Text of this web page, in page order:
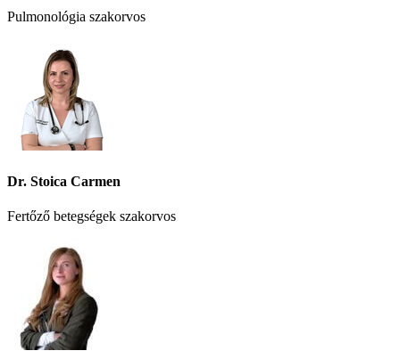
Pulmonológia szakorvos
Dr. Stoica Carmen
Fertőző betegségek szakorvos